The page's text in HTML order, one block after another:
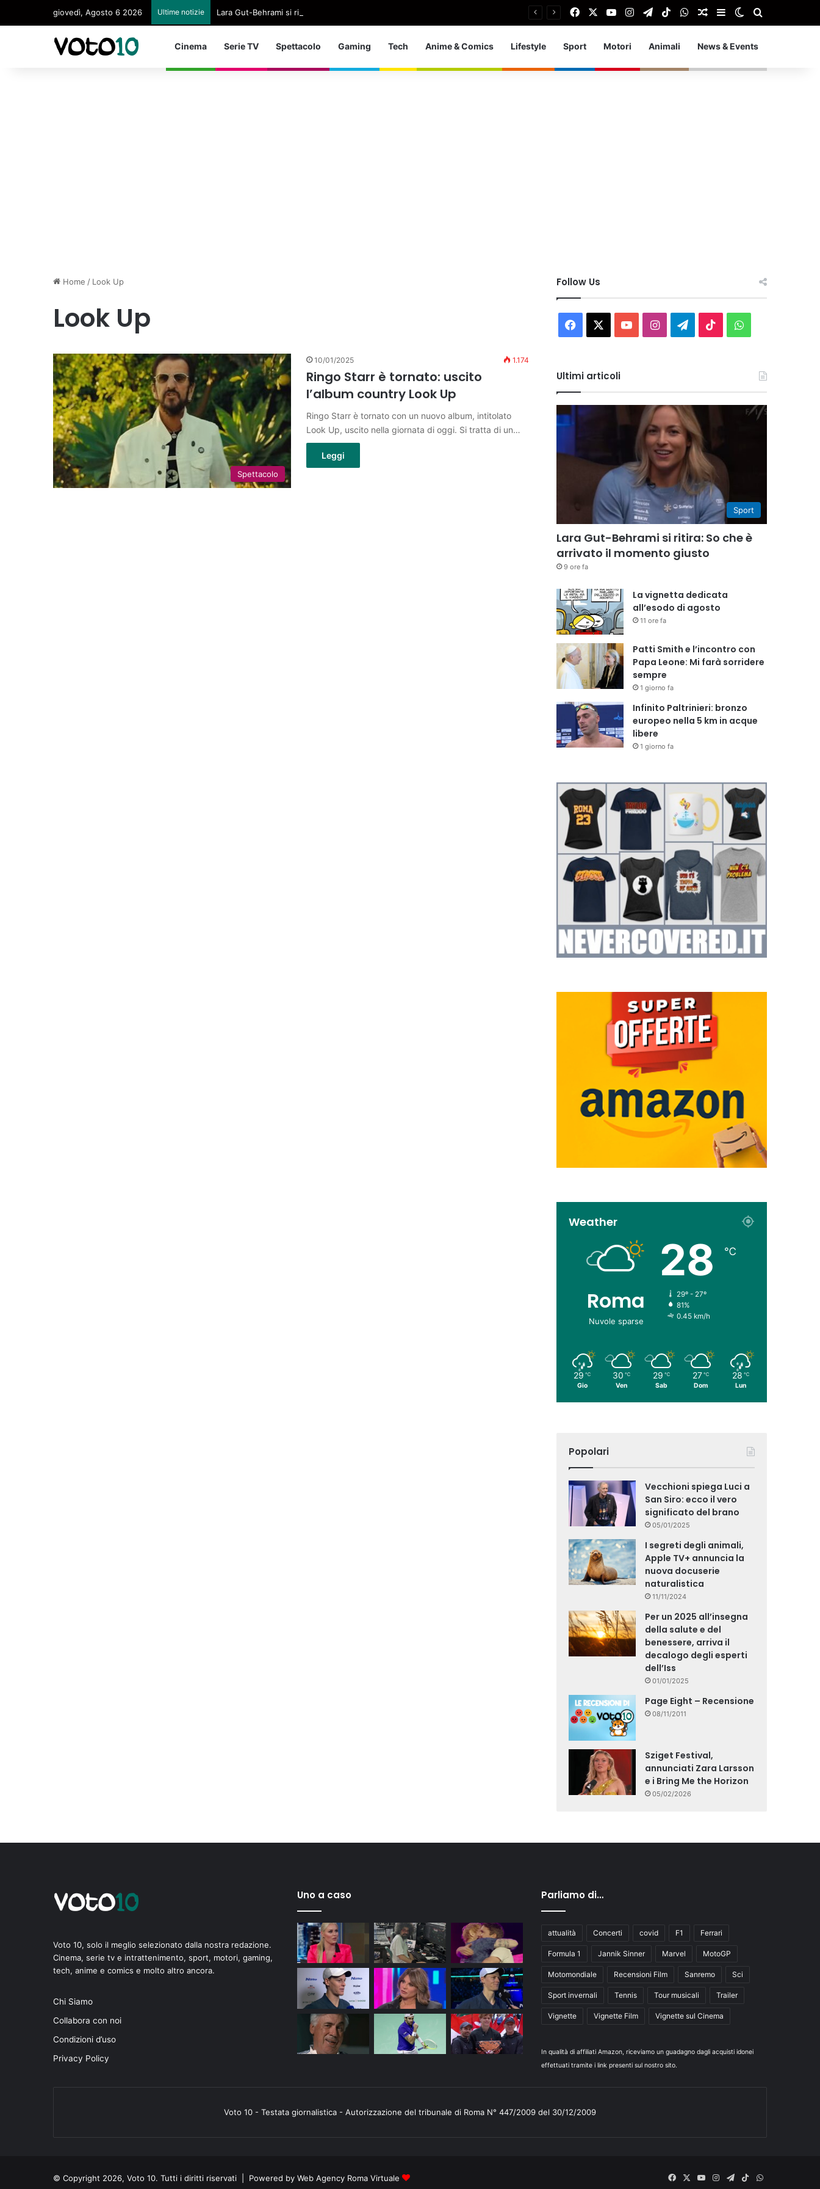
giovedì, Agosto 6 2026 Ultime notizie Lara Gut-Behrami si ritira: So che è arrivato il momento giusto FacebookYou TubeInstagram
TelegramTikTokWhatsApp
Articolo Random
Barra laterale
Cambia aspetto
Cinema Serie TV Spettacolo Gaming Tech Anime & Comics Lifestyle Sport Motori Animali News & Events
Home / Look Up
Look Up
Spettacolo
10/01/2025 1.174
Ringo Starr è tornato: uscito
l’album country Look Up
Ringo Starr è tornato con un nuovo album, intitolato
Look Up, uscito nella giornata di oggi. Si tratta di un…
Leggi
Follow Us
Facebook You InstagramTelegram
TikTokWhatsApp
Ultimi articoli
Sport
Lara Gut-Behrami si ritira: So che è
arrivato il momento giusto
9 ore fa
La vignetta dedicata
all’esodo di agosto
11 ore fa
Patti Smith e l’incontro con
Papa Leone: Mi farà sorridere
sempre
1 giorno fa
Infinito Paltrinieri: bronzo
europeo nella 5 km in acque
libere
1 giorno fa
Weather
Roma
Nuvole sparse
28 ℃
29º - 27º
81%
0.45 km/h
29 ℃
Gio
30 ℃
Ven
29 ℃
Sab
27 ℃
Dom
28 ℃
Lun
Popolari
Vecchioni spiega Luci a
San Siro: ecco il vero
significato del brano
05/01/2025
I segreti degli animali,
Apple TV+ annuncia la
nuova docuserie
naturalistica
11/11/2024
Per un 2025 all’insegna
della salute e del
benessere, arriva il
decalogo degli esperti
dell’Iss
01/01/2025
Page Eight – Recensione
08/11/2011
Sziget Festival,
annunciati Zara Larsson
e i Bring Me the Horizon
05/02/2026
Voto 10, solo il meglio selezionato dalla nostra redazione.
Cinema, serie tv e intrattenimento, sport, motori, gaming,
tech, anime e comics e molto altro ancora.
Chi Siamo
Collabora con noi
Condizioni d’uso
Privacy Policy
Uno a caso Parliamo di…
attualità Concerti covid F1 Ferrari
Formula 1 Jannik Sinner Marvel MotoGP
Motomondiale Recensioni Film Sanremo Sci
Sport invernali Tennis Tour musicali Trailer
Vignette Vignette Film Vignette sul Cinema
In qualità di affiliati Amazon, riceviamo un guadagno dagli acquisti idonei
effettuati tramite i link presenti sul nostro sito.
Voto 10 - Testata giornalistica - Autorizzazione del tribunale di Roma N° 447/2009 del 30/12/2009
© Copyright 2026, Voto 10. Tutti i diritti riservati | Powered by Web Agency Roma Virtuale Facebook
X
YouInstagram
Telegram
TikTokWhatsApp